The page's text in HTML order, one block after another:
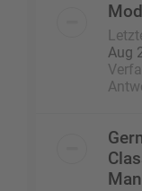
Aug